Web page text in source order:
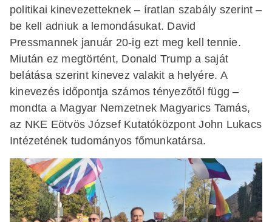
politikai kinevezetteknek – íratlan szabály szerint –
be kell adniuk a lemondásukat. David
Pressmannek január 20-ig ezt meg kell tennie.
Miután ez megtörtént, Donald Trump a saját
belátása szerint kinevez valakit a helyére. A
kinevezés időpontja számos tényezőtől függ –
mondta a Magyar Nemzetnek Magyarics Tamás,
az NKE Eötvös József Kutatóközpont John Lukacs
Intézetének tudományos főmunkatársa.